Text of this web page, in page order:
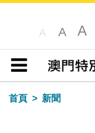
A A A
目錄
首頁
新聞